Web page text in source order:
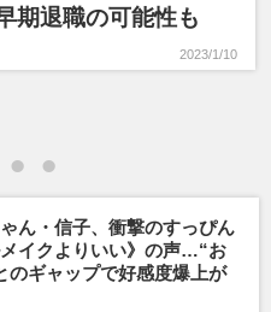
期退職の可能性も
2023/1/10
ん・信子、衝撃のすっぴん
イクよりいい》の声…“お
のギャップで好感度爆上が